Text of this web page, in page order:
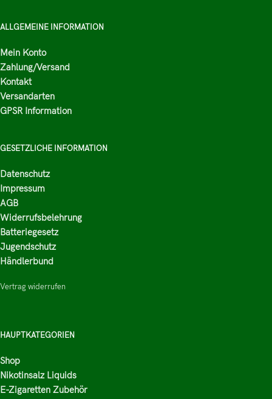
ALLGEMEINE INFORMATION
Mein Konto
Zahlung/Versand
Kontakt
Versandarten
GPSR Information
GESETZLICHE INFORMATION
Datenschutz
Impressum
AGB
Widerrufsbelehrung
Batteriegesetz
Jugendschutz
Händlerbund
Vertrag widerrufen
HAUPTKATEGORIEN
Shop
Nikotinsalz Liquids
E-Zigaretten Zubehör